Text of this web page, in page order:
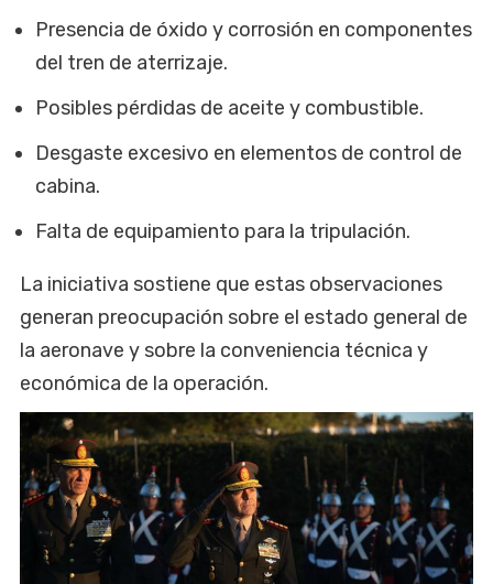
Presencia de óxido y corrosión en componentes
del tren de aterrizaje.
Posibles pérdidas de aceite y combustible.
Desgaste excesivo en elementos de control de
cabina.
Falta de equipamiento para la tripulación.
La iniciativa sostiene que estas observaciones
generan preocupación sobre el estado general de
la aeronave y sobre la conveniencia técnica y
económica de la operación.